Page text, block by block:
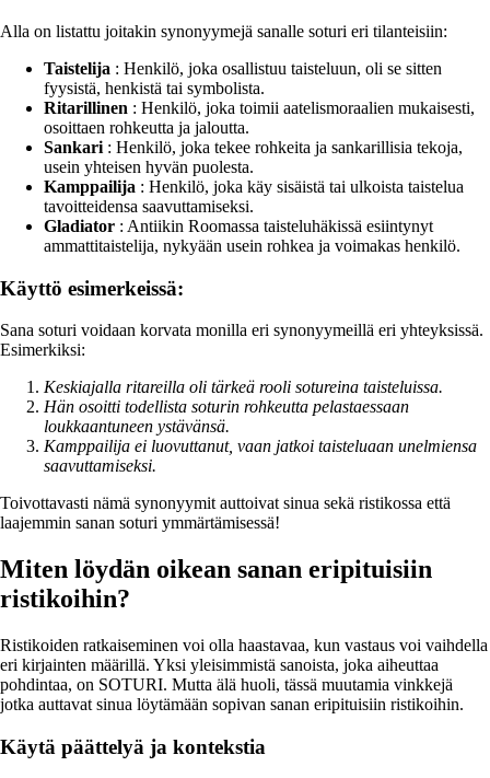
Alla on listattu joitakin synonyymejä sanalle soturi eri tilanteisiin:
Taistelija : Henkilö, joka osallistuu taisteluun, oli se sitten
fyysistä, henkistä tai symbolista.
Ritarillinen : Henkilö, joka toimii aatelismoraalien mukaisesti,
osoittaen rohkeutta ja jaloutta.
Sankari : Henkilö, joka tekee rohkeita ja sankarillisia tekoja,
usein yhteisen hyvän puolesta.
Kamppailija : Henkilö, joka käy sisäistä tai ulkoista taistelua
tavoitteidensa saavuttamiseksi.
Gladiator : Antiikin Roomassa taisteluhäkissä esiintynyt
ammattitaistelija, nykyään usein rohkea ja voimakas henkilö.
Käyttö esimerkeissä:
Sana soturi voidaan korvata monilla eri synonyymeillä eri yhteyksissä.
Esimerkiksi:
Keskiajalla ritareilla oli tärkeä rooli sotureina taisteluissa.
Hän osoitti todellista soturin rohkeutta pelastaessaan
loukkaantuneen ystävänsä.
Kamppailija ei luovuttanut, vaan jatkoi taisteluaan unelmiensa
saavuttamiseksi.
Toivottavasti nämä synonyymit auttoivat sinua sekä ristikossa että
laajemmin sanan soturi ymmärtämisessä!
Miten löydän oikean sanan eripituisiin
ristikoihin?
Ristikoiden ratkaiseminen voi olla haastavaa, kun vastaus voi vaihdella
eri kirjainten määrillä. Yksi yleisimmistä sanoista, joka aiheuttaa
pohdintaa, on SOTURI. Mutta älä huoli, tässä muutamia vinkkejä
jotka auttavat sinua löytämään sopivan sanan eripituisiin ristikoihin.
Käytä päättelyä ja kontekstia